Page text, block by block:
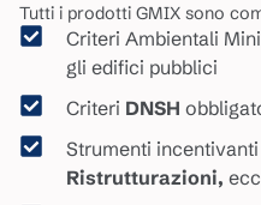
Tutti i prodotti GMIX sono
Criteri Ambientali
gli edifici pubblici
Criteri DNSH
Strumenti
Ristrutturazioni,